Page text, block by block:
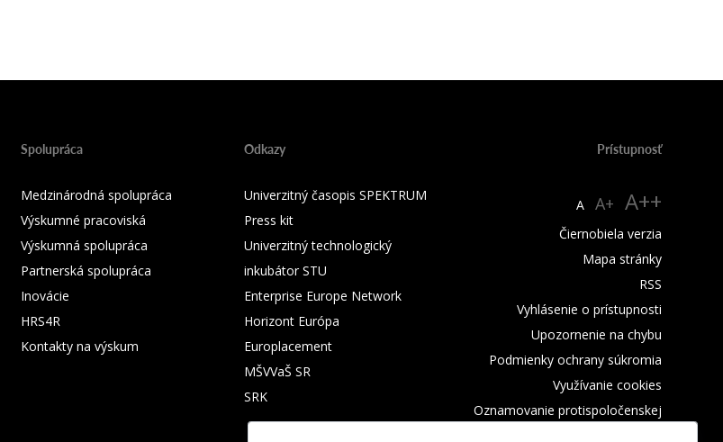
Spolupráca
Medzinárodná spolupráca
Výskumné pracoviská
Výskumná spolupráca
Partnerská spolupráca
Inovácie
HRS4R
Kontakty na výskum
Odkazy
Univerzitný časopis SPEKTRUM
Press kit
Univerzitný technologický
inkubátor STU
Enterprise Europe Network
Horizont Európa
Europlacement
MŠVVaŠ SR
SRK
Prístupnosť
A A+ A++
Čiernobiela verzia
Mapa stránky
RSS
Vyhlásenie o prístupnosti
Upozornenie na chybu
Podmienky ochrany súkromia
Využívanie cookies
Oznamovanie protispoločenskej